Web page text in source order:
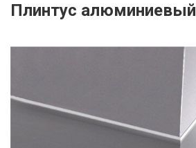
Плинтус алюминиевый